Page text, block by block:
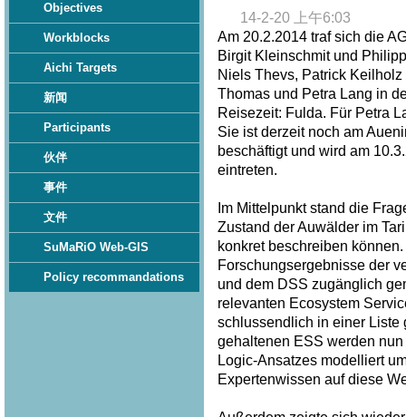
Objectives
Workblocks
Aichi Targets
新闻
Participants
伙伴
事件
文件
SuMaRiO Web-GIS
Policy recommandations
14-2-20 上午6:03
Am 20.2.2014 traf sich die
Birgit Kleinschmit und
Niels Thevs, Patrick
Thomas und Petra Lang in
Reisezeit: Fulda. Für Petra
Sie ist derzeit noch am
beschäftigt und wird am
eintreten.
Im Mittelpunkt stand die
Zustand der Auwälder im
konkret beschreiben
Forschungsergebnisse der
und dem DSS zugänglich
relevanten Ecosystem
schlussendlich in einer Liste
gehaltenen ESS werden
Logic-Ansatzes modelliert
Expertenwissen auf diese